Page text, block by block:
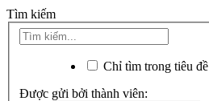
Tìm kiếm
Chỉ tìm trong tiêu đề
Được gửi bởi thành viên: